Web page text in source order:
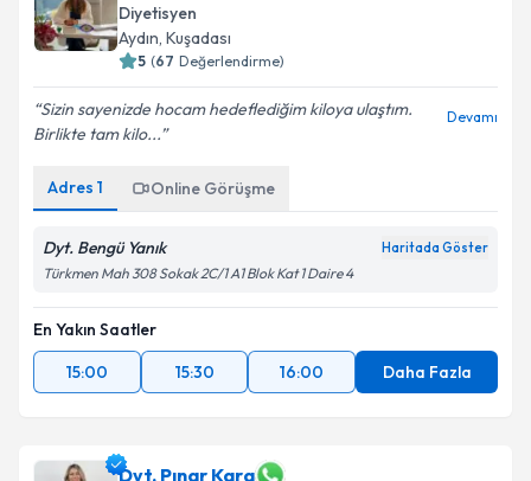
Diyetisyen
Aydın, Kuşadası
5 (67 Değerlendirme)
Sizin sayenizde hocam hedeflediğim kiloya ulaştım.
Birlikte tam kilo...
Devamı
Adres 1 Online Görüşme
Dyt. Bengü Yanık Haritada Göster
Türkmen Mah 308 Sokak 2C/1 A1 Blok Kat 1 Daire 4
En Yakın Saatler
15:00
15:30 16:00 Daha Fazla
Dyt. Pınar Kara